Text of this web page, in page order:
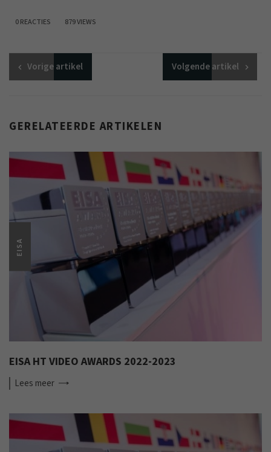
0 REACTIES 879 VIEWS
Vorigeartikel Volgendeartikel
GERELATEERDE ARTIKELEN
EISA
EISA HT VIDEO AWARDS 2022-2023
Lees meer